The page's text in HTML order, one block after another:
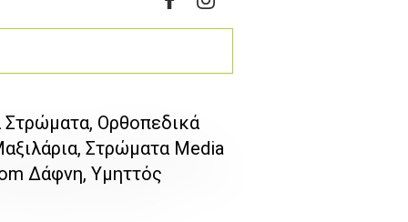
Ορθοπεδικά
Στρώματα Media
Δάφνη, Υμηττός